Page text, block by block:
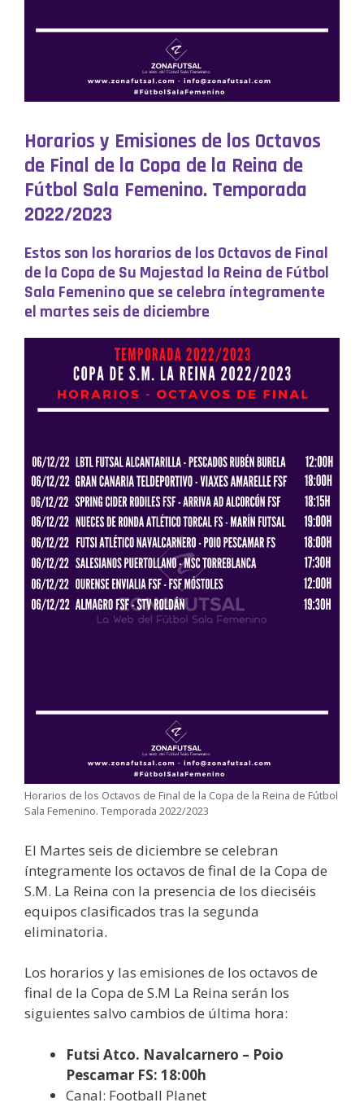
Horarios y Emisiones de los Octavos
de Final de la Copa de la Reina de
Fútbol Sala Femenino. Temporada
2022/2023
Estos son los horarios de los Octavos de Final
de la Copa de Su Majestad la Reina de Fútbol
Sala Femenino que se celebra íntegramente
el martes seis de diciembre
Horarios de los Octavos de Final de la Copa de la Reina de Fútbol
Sala Femenino. Temporada 2022/2023
El Martes seis de diciembre se celebran
íntegramente los octavos de final de la Copa de
S.M. La Reina con la presencia de los dieciséis
equipos clasificados tras la segunda
eliminatoria.
Los horarios y las emisiones de los octavos de
final de la Copa de S.M La Reina serán los
siguientes salvo cambios de última hora:
Futsi Atco. Navalcarnero – Poio
Pescamar FS: 18:00h
Canal: Football Planet